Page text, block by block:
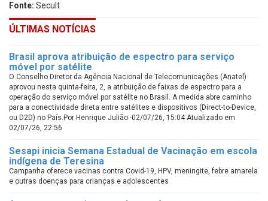
Fonte: Secult
ÚLTIMAS NOTÍCIAS
Brasil aprova atribuição de espectro para serviço
móvel por satélite
O Conselho Diretor da Agência Nacional de Telecomunicações (Anatel)
aprovou nesta quinta-feira, 2, a atribuição de faixas de espectro para a
operação do serviço móvel por satélite no Brasil. A medida abre caminho
para a conectividade direta entre satélites e dispositivos (Direct-to-Device,
ou D2D) no País.Por Henrique Julião -02/07/26, 15:04 Atualizado em
02/07/26, 22:56
Sesapi inicia Semana Estadual de Vacinação em escola
indígena de Teresina
Campanha oferece vacinas contra Covid-19, HPV, meningite, febre amarela
e outras doenças para crianças e adolescentes